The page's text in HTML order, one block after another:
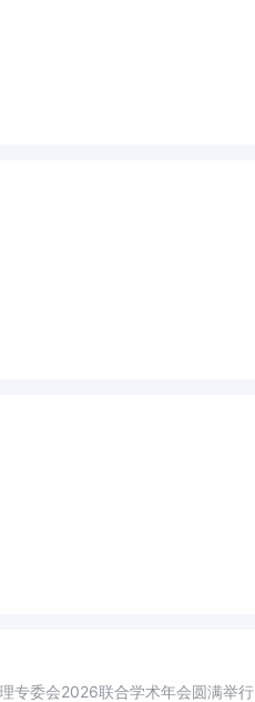
专委会2026联合学术年会圆满举行